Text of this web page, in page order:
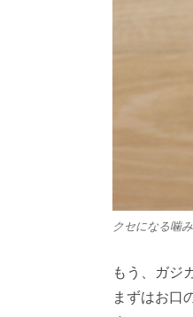
クセになる噛
もう、ガジ
まずはお口